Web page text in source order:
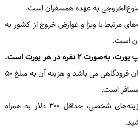
مسجد زیبا و خاص با معماری چینی دونگان
کرد و سپس مسیر خود را در امتداد ساحل
به سمت شهر چلپون آتا ادامه می دهیم.
منظره ای پانوراما از دریاچه ایسیک کول را
از موزه فضای باز رخ اردو بازدید میکنیم
و سنن مردم قرقیز اشنا شویم، ظهر به محل
یک ریزورت ساحلی در روستای چولپن آتا
امروز بعداز ظهر همسفران وقت ازاد
از امکانات تفریحی و ساحل زیبای این هتل
و به تفریحات دریایی بپردازند.
به عهده همسفران است.
مرتبط با ویزا و عوارض خروج از کشور به
است.
2 نفره در هر یورت است.
ویزای قرقیزستان فرودگاهی می باشد و هزینه آن به مبلغ 50
مسافر است.
برای انجام هزینه‌های شخصی، حداقل 300 دلار به همراه